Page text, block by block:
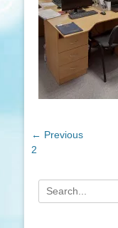
Навигация
по
← Previous
Previous
2
Search
for: